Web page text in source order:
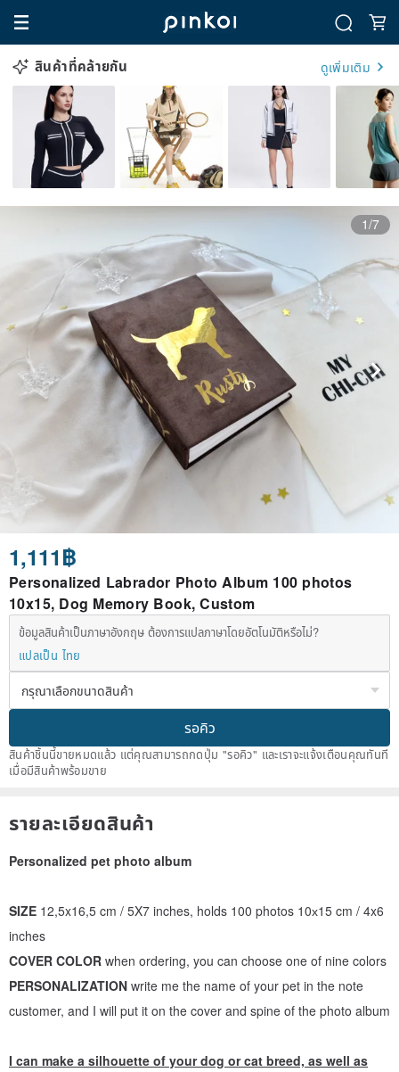
สินค้าที่คล้ายกัน ดูเพิ่มเติม
1/7
1,111฿
Personalized Labrador Photo Album 100 photos
10x15, Dog Memory Book, Custom
ข้อมูลสินค้าเป็นภาษาอังกฤษ ต้องการแปลภาษาโดยอัตโนมัติหรือไม่?
แปลเป็น ไทย
รอคิว
สินค้าชิ้นนี้ขายหมดแล้ว แต่คุณสามารถกดปุ่ม "รอคิว" และเราจะแจ้งเตือนคุณทันที
เมื่อมีสินค้าพร้อมขาย
รายละเอียดสินค้า
Personalized pet photo album
SIZE 12,5x16,5 cm / 5X7 inches, holds 100 photos 10х15 cm / 4x6
inches
COVER COLOR when ordering, you can choose one of nine colors
PERSONALIZATION write me the name of your pet in the note
customer, and I will put it on the cover and spine of the photo album
I can make a silhouette of your dog or cat breed, as well as